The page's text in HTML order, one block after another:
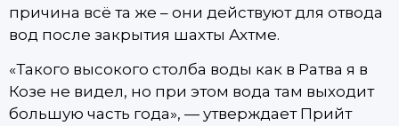
причина всё та же – они действуют для отвода
вод после закрытия шахты Ахтме.
«Такого высокого столба воды как в Ратва я в
Козе не видел, но при этом вода там выходит
большую часть года», — утверждает Прийт